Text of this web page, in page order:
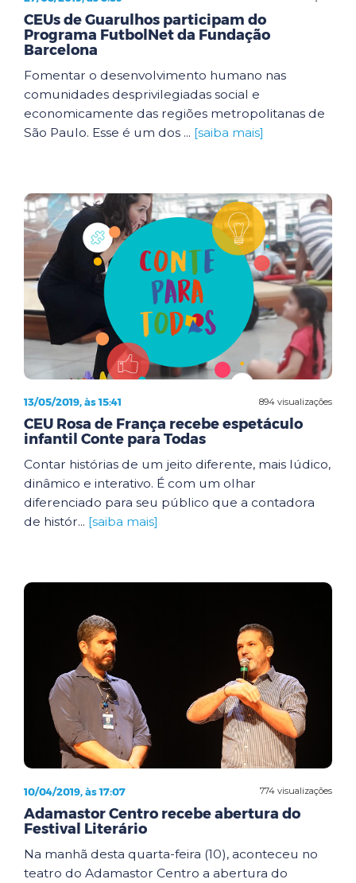
CEUs de Guarulhos participam do
Programa FutbolNet da Fundação
Barcelona
Fomentar o desenvolvimento humano nas
comunidades desprivilegiadas social e
economicamente das regiões metropolitanas de
São Paulo. Esse é um dos ... [saiba mais]
894 visualizações
13/05/2019, às 15:41
CEU Rosa de França recebe espetáculo
infantil Conte para Todas
Contar histórias de um jeito diferente, mais lúdico,
dinâmico e interativo. É com um olhar
diferenciado para seu público que a contadora
de histór... [saiba mais]
774 visualizações
10/04/2019, às 17:07
Adamastor Centro recebe abertura do
Festival Literário
Na manhã desta quarta-feira (10), aconteceu no
teatro do Adamastor Centro a abertura do